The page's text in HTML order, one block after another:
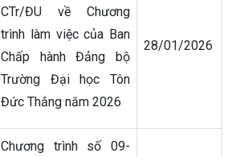
CTr/ĐU về Chương
trình làm việc của Ban
Chấp hành Đảng bộ
Trường Đại học Tôn
Đức Thắng năm 2026
28/01/2026
Chương trình số 09-